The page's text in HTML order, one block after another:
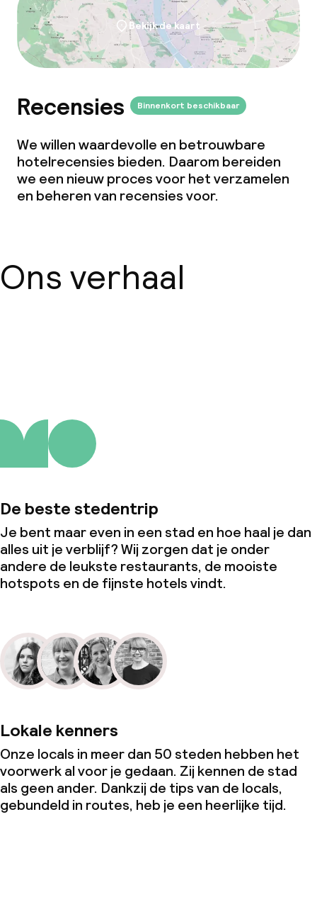
Dieetopties
Speciale dieetopties
Glutenvrije opties
Faciliteiten en diensten voor kinderen
Schoonmaakvoorzieningen
Wasfaciliteiten (wasmachine)
Vergaderruimte
Borg bij aankomst
Overal rookvrij
Kleine huisdieren toegestaan (minder
Bekijk de kaart
Recensies Binnenkort beschikbaar
We willen waardevolle en betrouwbare
hotelrecensies bieden. Daarom bereiden
we een nieuw proces voor het verzamelen
en beheren van recensies voor.
Ons verhaal
De beste stedentrip
Je bent maar even in een stad en hoe haal je dan
alles uit je verblijf? Wij zorgen dat je onder
andere de leukste restaurants, de mooiste
hotspots en de fijnste hotels vindt.
Lokale kenners
Onze locals in meer dan 50 steden hebben het
voorwerk al voor je gedaan. Zij kennen de stad
als geen ander. Dankzij de tips van de locals,
gebundeld in routes, heb je een heerlijke tijd.